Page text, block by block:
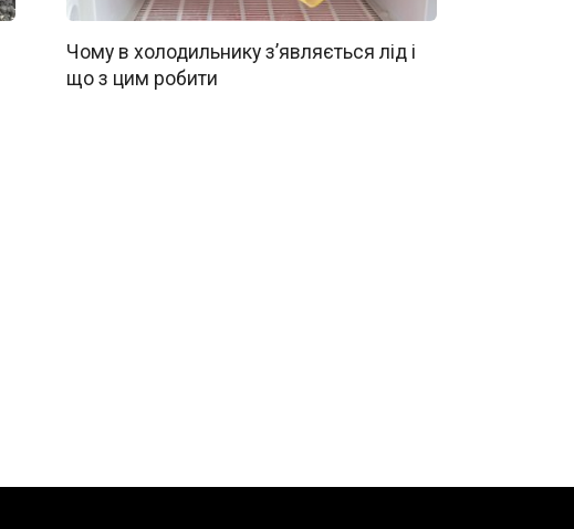
Чому в холодильнику з’являється лід і
що з цим робити